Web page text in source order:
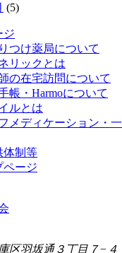
(5)
ジ
つけ薬局について
リックとは
の在宅訪問について
帳・Harmoについて
ルとは
メディケーション・
体制等
ページ
区羽坂通３丁目７−４